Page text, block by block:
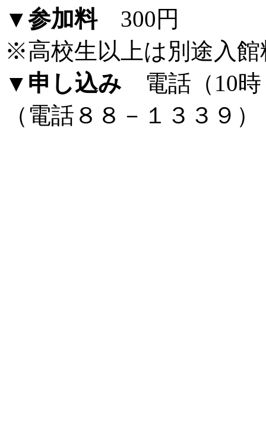
▼参加料300円
※高校生以上は別途入
▼申し込み 電話（10時
（電話８８－１３３９）